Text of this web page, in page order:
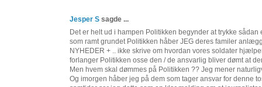
Jesper S sagde ...
Det er helt ud i hampen Politikken begynder at trykke
som ramt grundet Politikken håber JEG deres familer
NYHEDER + .. ikke skrive om hvordan vores soldater
forlanger Politikken osse den / de ansvarlig bliver dømt at
Men hvem skal dømmes på Politikken ?? Jeg mener
Og imorgen håber jeg på dem som tager ansvar for denne